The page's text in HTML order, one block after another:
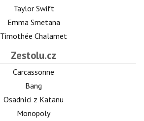
Taylor Swift
Emma Smetana
Timothée Chalamet
Zestolu.cz
Carcassonne
Bang
Osadníci z Katanu
Monopoly